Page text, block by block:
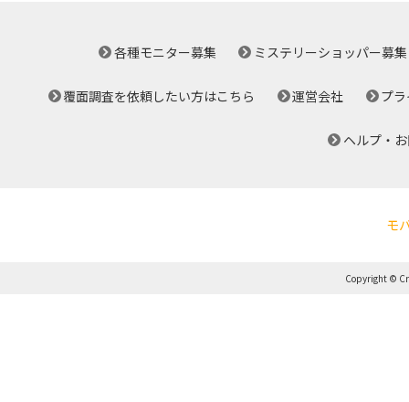
各種モニター募集 ミステリーショッパー募集
覆面調査を依頼したい方はこちら 運営会社 プ
ヘルプ・
モ
Copyright ©